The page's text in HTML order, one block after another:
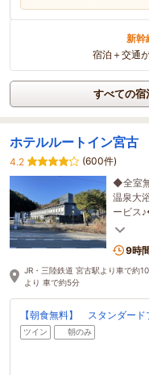
新幹
宿泊＋交通
すべての宿
ホテルルートイン宮古
4.2
(600件)
◆全室
温泉大
ービス
ン受付
9時
JR・三陸鉄道 宮古駅より車で約
より 車で約5分
【朝食無料】 スタンダード
ツイン 朝のみ